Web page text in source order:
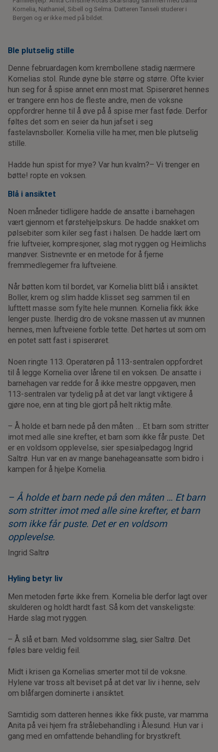
Kornelia, Nathaniel, Sibell og Selma. Datteren Tanseli studerer i
Bergen og er ikke med på bildet.
Ble plutselig stille
Denne februardagen kom krembollene stadig nærmere
Kornelias stol. Runde øyne ble større og større. Ofte kvier
hun seg for å spise annet enn most mat. Spiserøret hennes
er trangere enn hos de fleste andre, men de voksne
oppfordrer henne til å øve på å spise mer fast føde. Derfor
føltes det som en seier da hun jafset i seg
fastelavnsboller. Kornelia ville ha mer, men ble plutselig
stille.
Hadde hun spist for mye? Var hun kvalm?– Vi trenger en
bøtte! ropte en voksen.
Blå i ansiktet
Noen måneder tidligere hadde de ansatte i barnehagen
vært gjennom et førstehjelpskurs. De hadde snakket om
pølsebiter som kiler seg fast i halsen. De hadde lært om
frie luftveier, kompresjoner, slag mot ryggen og Heimlichs
manøver. Sistnevnte er en metode for å fjerne
fremmedlegemer fra luftveiene.
Når bøtten kom til bordet, var Kornelia blitt blå i ansiktet.
Boller, krem og slim hadde klisset seg sammen til en
lufttett masse som fylte hele munnen. Kornelia fikk ikke
lenger puste. Iherdig dro de voksne massen ut av munnen
hennes, men luftveiene forble tette. Det hørtes ut som om
en potet satt fast i spiserøret.
Noen ringte 113. Operatøren på 113-sentralen oppfordret
til å legge Kornelia over lårene til en voksen. De ansatte i
barnehagen var redde for å ikke mestre oppgaven, men
113-sentralen var tydelig på at det var langt viktigere å
gjøre noe, enn at ting ble gjort på helt riktig måte.
– Å holde et barn nede på den måten … Et barn som stritter
imot med alle sine krefter, et barn som ikke får puste. Det
er en voldsom opplevelse, sier spesialpedagog Ingrid
Saltrø. Hun var en av mange banehageansatte som bidro i
kampen for å hjelpe Kornelia.
– Å holde et barn nede på den måten … Et barn
som stritter imot med alle sine krefter, et barn
som ikke får puste. Det er en voldsom
opplevelse.
Ingrid Saltrø
Hyling betyr liv
Men metoden førte ikke frem. Kornelia ble derfor lagt over
skulderen og holdt hardt fast. Så kom det vanskeligste:
Harde slag mot ryggen.
– Å slå et barn. Med voldsomme slag, sier Saltrø. Det
føles bare veldig feil.
Midt i krisen ga Kornelias smerter mot til de voksne.
Hylene var tross alt beviset på at det var liv i henne, selv
om blåfargen dominerte i ansiktet.
Samtidig som datteren hennes ikke fikk puste, var mamma
Anita på vei hjem fra strålebehandling i Ålesund. Hun var i
gang med en omfattende behandling for brystkreft.